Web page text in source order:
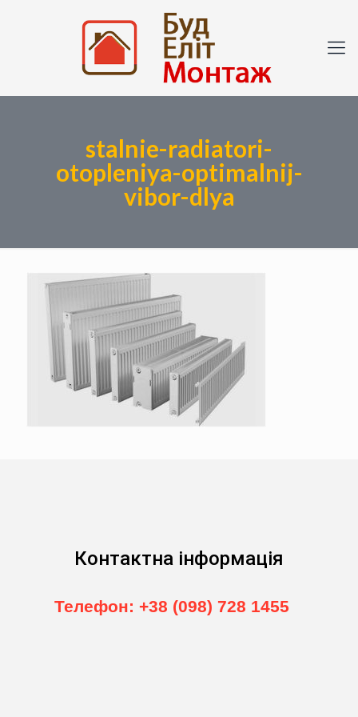
stalnie-radiatori-
otopleniya-optimalnij-
vibor-dlya
Контактна інформація
Телефон: +38 (098) 728 1455